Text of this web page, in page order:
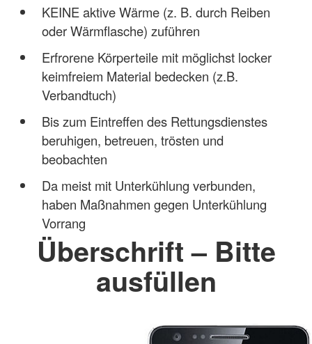
KEINE aktive Wärme (z. B. durch Reiben
oder Wärmflasche) zuführen
Erfrorene Körperteile mit möglichst locker
keimfreiem Material bedecken (z.B.
Verbandtuch)
Bis zum Eintreffen des Rettungsdienstes
beruhigen, betreuen, trösten und
beobachten
Da meist mit Unterkühlung verbunden,
haben Maßnahmen gegen Unterkühlung
Vorrang
Überschrift – Bitte
ausfüllen